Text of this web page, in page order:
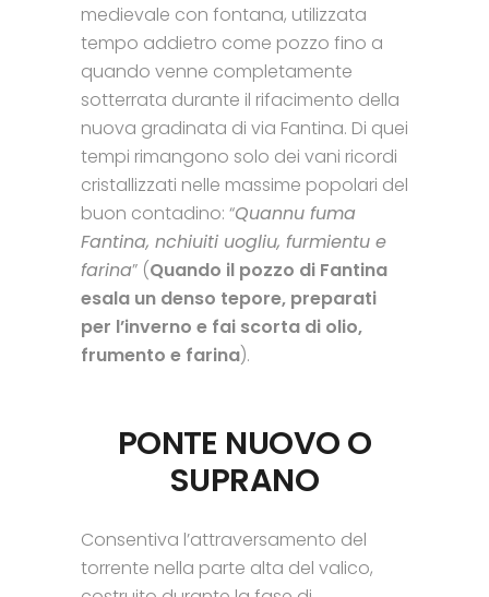
medievale con fontana, utilizzata
tempo addietro come pozzo fino a
quando venne completamente
sotterrata durante il rifacimento della
nuova gradinata di via Fantina. Di quei
tempi rimangono solo dei vani ricordi
cristallizzati nelle massime popolari del
buon contadino: “Quannu fuma
Fantina, nchiuiti uogliu, furmientu e
farina” (Quando il pozzo di Fantina
esala un denso tepore, preparati
per l’inverno e fai scorta di olio,
frumento e farina).
PONTE NUOVO O
SUPRANO
Consentiva l’attraversamento del
torrente nella parte alta del valico,